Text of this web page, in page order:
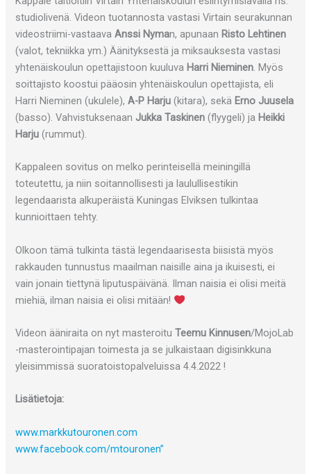
studiolivenä. Videon tuotannosta vastasi Virtain seurakunnan
videostriimi-vastaavaAnssi Nyman, apunaan Risto Lehtinen
(valot, tekniikka ym.) Äänityksestä ja miksauksesta vastasi
yhtenäiskoulun opettajistoon kuuluva Harri Nieminen. Myös
soittajisto koostui pääosin yhtenäiskoulun opettajista, eli
Harri Nieminen (ukulele),A-P Harju (kitara), sekä Erno Juusela
(basso). Vahvistuksenaan Jukka Taskinen (flyygeli) ja Heikki
Harju (rummut).
Kappaleen sovitus on melko perinteisellä meiningillä
toteutettu, ja niin soitannollisesti ja laulullisestikin
legendaarista alkuperäistä Kuningas Elviksen tulkintaa
kunnioittaen tehty.
Olkoon tämä tulkinta tästä legendaarisesta biisistä myös
rakkauden tunnustus maailman naisille aina ja ikuisesti, ei
vain jonain tiettynä liputuspäivänä. Ilman naisia ei olisi meitä
miehiä, ilman naisia ei olisi mitään!
Videon ääniraita on nyt masteroituTeemu Kinnusen/MojoLab
-masterointipajan toimesta ja se julkaistaan digisinkkuna
yleisimmissä suoratoistopalveluissa 4.4.2022 !
Lisätietoja:
www.markkutouronen.com
www.facebook.com/mtouronen”